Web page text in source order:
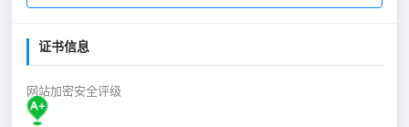
证书信息
网站加密安全评级